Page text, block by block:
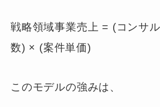
戦略領域事業売上 = (コンサ
数) × (案件単価)
このモデルの強みは、